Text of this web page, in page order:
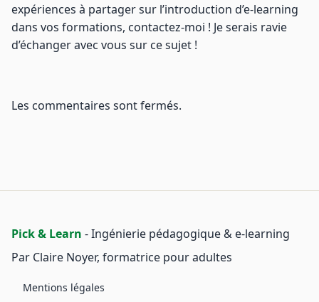
expériences à partager sur l’introduction d’e-learning
dans vos formations, contactez-moi ! Je serais ravie
d’échanger avec vous sur ce sujet !
Les commentaires sont fermés.
Pick & Learn - Ingénierie pédagogique & e‑learning
Par Claire Noyer, formatrice pour adultes
Mentions légales